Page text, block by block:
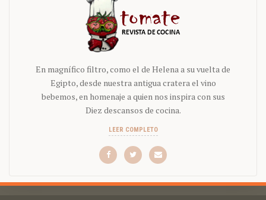
En magnífico filtro, como el de Helena a su vuelta de
Egipto, desde nuestra antigua cratera el vino
bebemos, en homenaje a quien nos inspira con sus
Diez descansos de cocina.
LEER COMPLETO